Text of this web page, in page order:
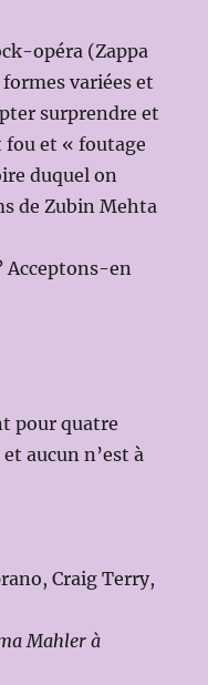
opéra (Zappa
variées et
surprendre et
et « foutage
duquel on
de Zubin Mehta
Acceptons-en
pour quatre
aucun n’est à
Craig Terry,
Mahler à